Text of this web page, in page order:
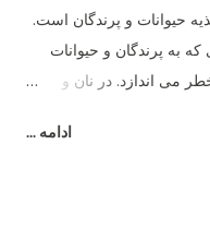
حیوانات و پرندگان است.
که به پرندگان و حیوانات
می اندازد. در نان و
و حیوانات می شود
ادامه ...